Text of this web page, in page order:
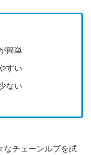
簡単
すい
ない
なチェーンルブを試